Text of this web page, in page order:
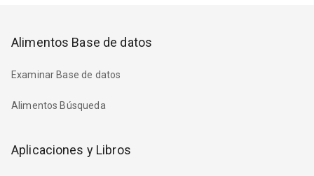
Alimentos Base de datos
Examinar Base de datos
Alimentos Búsqueda
Aplicaciones y Libros